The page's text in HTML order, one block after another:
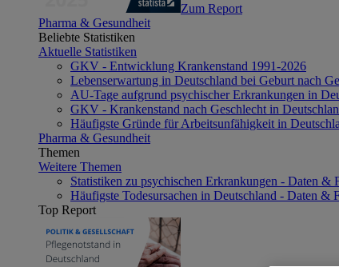
Zum Report
Pharma & Gesundheit
Beliebte Statistiken
Aktuelle Statistiken
GKV - Entwicklung Krankenstand 1991-2026
Lebenserwartung in Deutschland bei Geburt nach
AU-Tage aufgrund psychischer Erkrankungen in
GKV - Krankenstand nach Geschlecht in
Häufigste Gründe für Arbeitsunfähigkeit in
Pharma & Gesundheit
Themen
Weitere Themen
Statistiken zu psychischen Erkrankungen - Daten &
Häufigste Todesursachen in Deutschland - Daten &
Top Report